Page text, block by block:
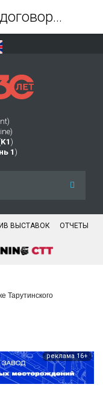
K1 )
1 )
ВЫСТАВОК ОТЧЕТЫ
Тарутинского
реклама 16+
Россия и Казахстан договорились о разработке Тарутинского месторождения меди - Журнал Горная промышленность